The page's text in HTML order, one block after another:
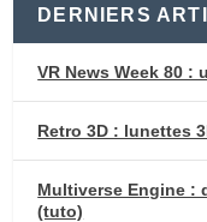
DERNIERS
VR News Week 80 :
Retro 3D : lunettes
Multiverse Engine :
(tuto)